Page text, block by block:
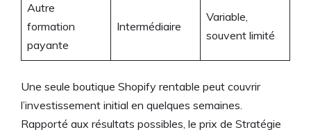
Autre
formation
payante
Intermédiaire
Variable,
souvent limité
Une seule boutique Shopify rentable peut couvrir
l’investissement initial en quelques semaines.
Rapporté aux résultats possibles, le prix de Stratégie